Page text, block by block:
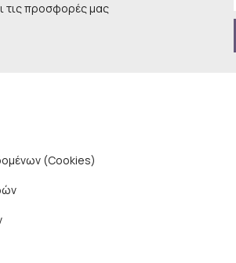
τις προσφορές μας
(Cookies)